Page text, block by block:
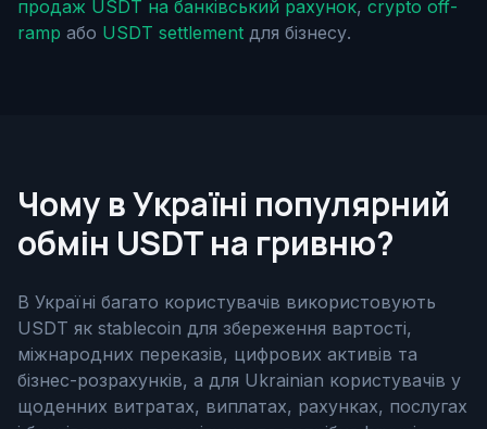
продаж USDT на банківський рахунок, crypto off-
ramp або USDT settlement для бізнесу.
Чому в Україні популярний
обмін USDT на гривню?
В Україні багато користувачів використовують
USDT як stablecoin для збереження вартості,
міжнародних переказів, цифрових активів та
бізнес-розрахунків, а для Ukrainian користувачів у
щоденних витратах, виплатах, рахунках, послугах